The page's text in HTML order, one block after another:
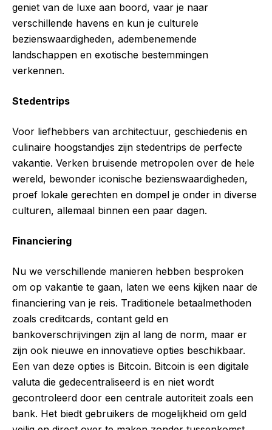
geniet van de luxe aan boord, vaar je naar
verschillende havens en kun je culturele
bezienswaardigheden, adembenemende
landschappen en exotische bestemmingen
verkennen.
Stedentrips
Voor liefhebbers van architectuur, geschiedenis en
culinaire hoogstandjes zijn stedentrips de perfecte
vakantie. Verken bruisende metropolen over de hele
wereld, bewonder iconische bezienswaardigheden,
proef lokale gerechten en dompel je onder in diverse
culturen, allemaal binnen een paar dagen.
Financiering
Nu we verschillende manieren hebben besproken
om op vakantie te gaan, laten we eens kijken naar de
financiering van je reis. Traditionele betaalmethoden
zoals creditcards, contant geld en
bankoverschrijvingen zijn al lang de norm, maar er
zijn ook nieuwe en innovatieve opties beschikbaar.
Een van deze opties is Bitcoin. Bitcoin is een digitale
valuta die gedecentraliseerd is en niet wordt
gecontroleerd door een centrale autoriteit zoals een
bank. Het biedt gebruikers de mogelijkheid om geld